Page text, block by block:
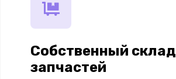
Собственный склад
запчастей